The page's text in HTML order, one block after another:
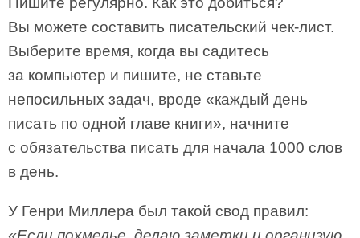
Вы можете составить писательский чек-лист.
Выберите время, когда вы садитесь
за компьютер и пишите, не ставьте
непосильных задач, вроде «каждый день
писать по одной главе книги», начните
с обязательства писать для начала 1000 слов
в день.
У Генри Миллера был такой свод правил: